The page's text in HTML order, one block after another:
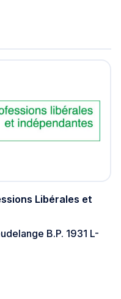
Libérales et
B.P. 1931 L-